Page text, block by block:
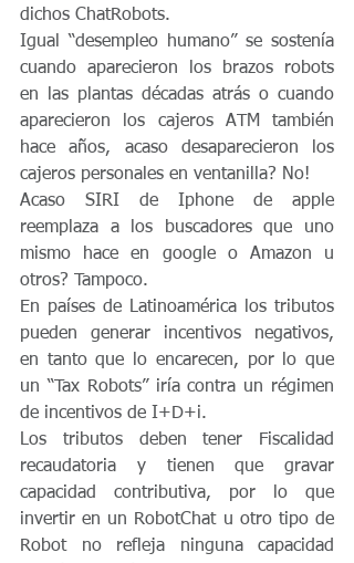
dichos ChatRobots.
Igual “desempleo humano” se sostenía
cuando aparecieron los brazos robots
en las plantas décadas atrás o cuando
aparecieron los cajeros ATM también
hace años, acaso desaparecieron los
cajeros personales en ventanilla? No!
Acaso SIRI de Iphone de apple
reemplaza a los buscadores que uno
mismo hace en google o Amazon u
otros? Tampoco.
En países de Latinoamérica los tributos
pueden generar incentivos negativos,
en tanto que lo encarecen, por lo que
un “Tax Robots” iría contra un régimen
de incentivos de I+D+i.
Los tributos deben tener Fiscalidad
recaudatoria y tienen que gravar
capacidad contributiva, por lo que
invertir en un RobotChat u otro tipo de
Robot no refleja ninguna capacidad